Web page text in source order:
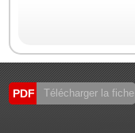
PDF Télécharger la fiche